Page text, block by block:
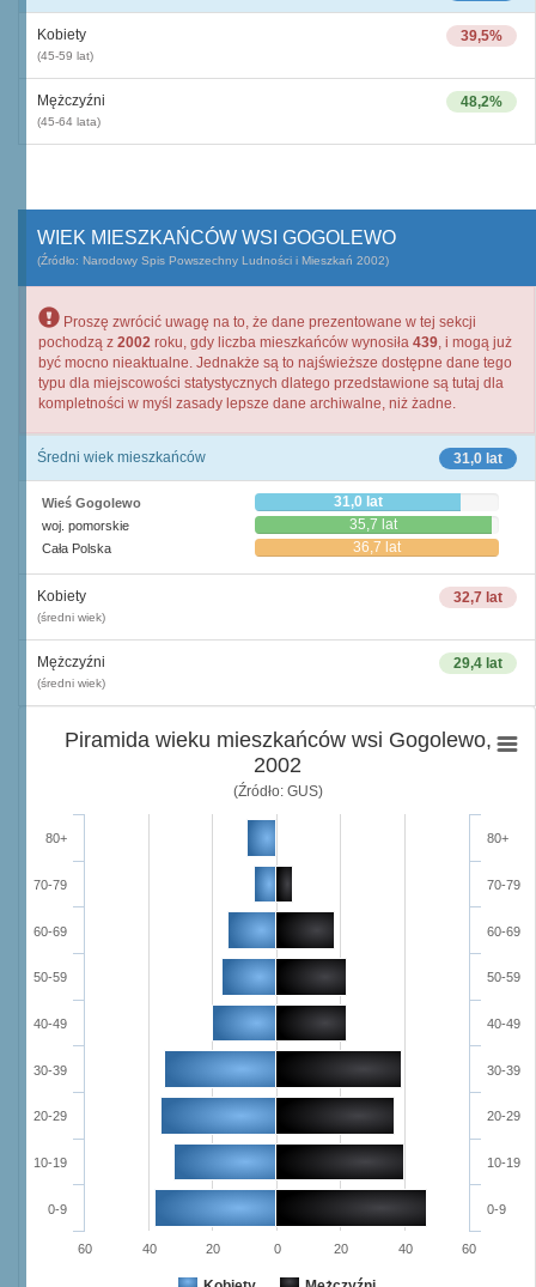
39,5%
Kobiety
(45-59 lat)
48,2%
Mężczyźni
(45-64 lata)
WIEK MIESZKAŃCÓW WSI GOGOLEWO
(Źródło: Narodowy Spis Powszechny Ludności i Mieszkań 2002)
Proszę zwrócić uwagę na to, że dane prezentowane w tej sekcji
pochodzą z 2002 roku, gdy liczba mieszkańców wynosiła 439, i mogą już
być mocno nieaktualne. Jednakże są to najświeższe dostępne dane tego
typu dla miejscowości statystycznych dlatego przedstawione są tutaj dla
kompletności w myśl zasady lepsze dane archiwalne, niż żadne.
31,0 lat
Średni wiek mieszkańców
Wieś Gogolewo 31,0 lat
woj. pomorskie 35,7 lat
Cała Polska 36,7 lat
32,7 lat
Kobiety
(średni wiek)
29,4 lat
Mężczyźni
(średni wiek)
Piramida wieku mieszkańców wsi Gogolewo,
2002
(Źródło: GUS)
0-9
10-19
20-29
30-39
40-49
50-59
60-69
70-79
80+
0-9
10-19
20-29
30-39
40-49
50-59
60-69
70-79
80+
60 40 20 0 20 40 60